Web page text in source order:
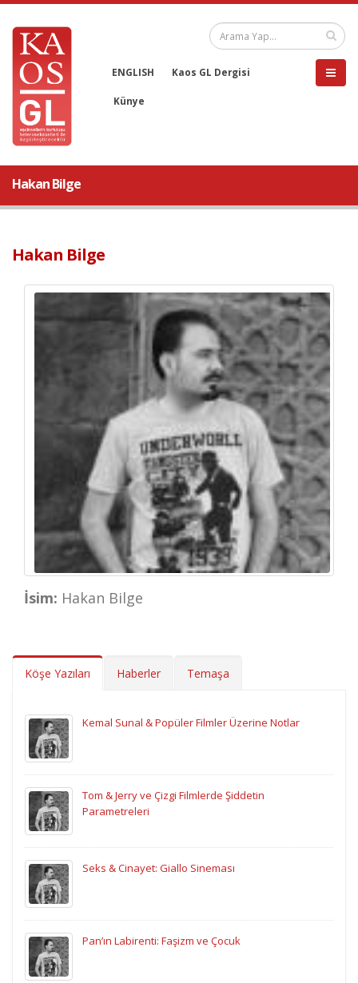
ENGLISH Kaos GL Dergisi
Künye
Hakan Bilge
Hakan Bilge
İsim: Hakan Bilge
Köşe Yazıları Haberler Temaşa
Kemal Sunal & Popüler Filmler Üzerine Notlar
Tom & Jerry ve Çizgi Filmlerde Şiddetin
Parametreleri
Seks & Cinayet: Giallo Sineması
Pan’ın Labirenti: Faşizm ve Çocuk